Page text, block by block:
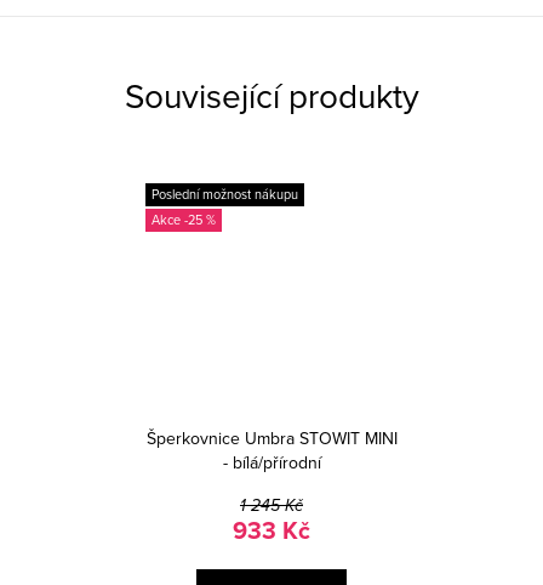
Související produkty
Poslední možnost nákupu
-25 %
Šperkovnice Umbra STOWIT MINI
- bílá/přírodní
1 245 Kč
933 Kč